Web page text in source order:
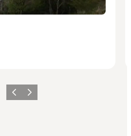
ForrigeNæste